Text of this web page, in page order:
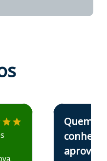
Aprova Concursos emEstudante Elais
Quem
conhece,
aprova